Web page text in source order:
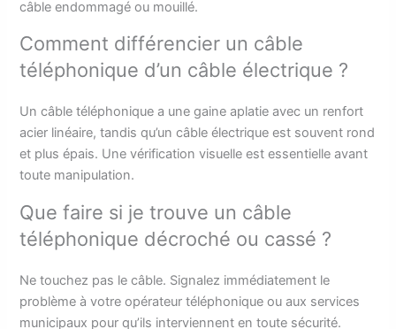
câble endommagé ou mouillé.
Comment différencier un câble
téléphonique d’un câble électrique ?
Un câble téléphonique a une gaine aplatie avec un renfort
acier linéaire, tandis qu’un câble électrique est souvent rond
et plus épais. Une vérification visuelle est essentielle avant
toute manipulation.
Que faire si je trouve un câble
téléphonique décroché ou cassé ?
Ne touchez pas le câble. Signalez immédiatement le
problème à votre opérateur téléphonique ou aux services
municipaux pour qu’ils interviennent en toute sécurité.